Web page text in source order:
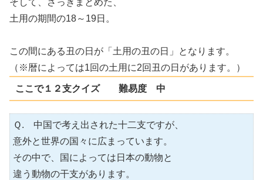
そして、さっきまとめた、
土用の期間の18～19日。
この間にある丑の日が「土用の丑の日」となります。
（※暦によっては1回の土用に2回丑の日があります。）
ここで１２支クイズ 難易度 中
Ｑ. 中国で考え出された十二支ですが、
意外と世界の国々に広まっています。
その中で、国によっては日本の動物と
違う動物の干支があります。